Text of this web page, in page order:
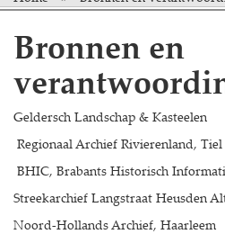
Bronnen en
Geldersch Landschap & Kasteelen
Regionaal Archief Rivierenland, Tiel
BHIC, Brabants Historisch
Streekarchief Langstraat Heusden
Noord-Hollands Archief, Haarleem